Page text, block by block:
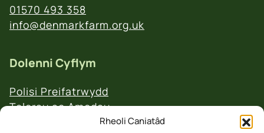
Rheoli Caniatâd
01570 493 358
info@denmarkfarm.org.uk
Dolenni Cyflym
Polisi Preifatrwydd
Telerau ac Amodau
Polisi Ad-daliadau a Dychweliadau